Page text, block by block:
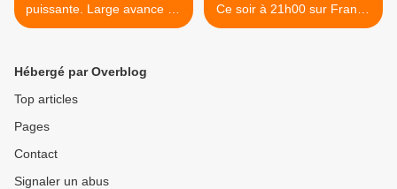
puissante. Large avance de
TF1 sur Fr2 à 20H. TBT9
Ce soir à 21h00 sur France
4 >
Hébergé par Overblog
Top articles
Pages
Contact
Signaler un abus